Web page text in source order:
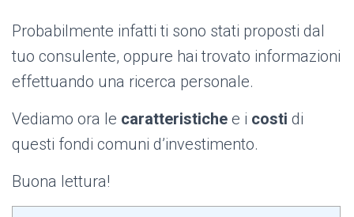
Probabilmente infatti ti sono stati proposti dal
tuo consulente, oppure hai trovato informazioni
effettuando una ricerca personale.
Vediamo ora le caratteristiche e i costi di
questi fondi comuni d’investimento.
Buona lettura!